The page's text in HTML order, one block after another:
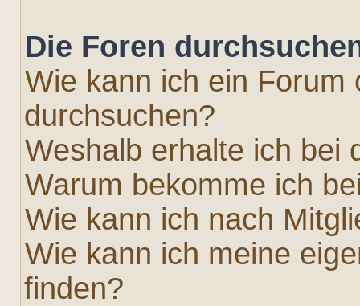
Die Foren
Wie kann ich ein Forum
durchsuchen?
Weshalb erhalte ich bei
Warum bekomme ich
Wie kann ich nach
Wie kann ich meine
finden?